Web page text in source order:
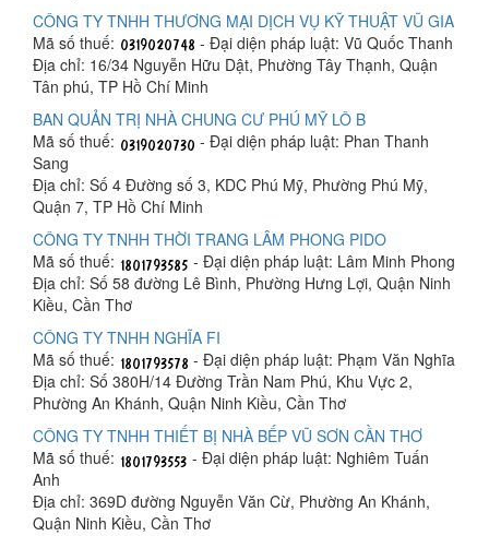
CÔNG TY TNHH THƯƠNG MẠI DỊCH VỤ KỸ THUẬT VŨ GIA
Mã số thuế:
- Đại diện pháp luật: Vũ Quốc Thanh
Địa chỉ: 16/34 Nguyễn Hữu Dật, Phường Tây Thạnh, Quận
Tân phú, TP Hồ Chí Minh
BAN QUẢN TRỊ NHÀ CHUNG CƯ PHÚ MỸ LÔ B
Mã số thuế:
- Đại diện pháp luật: Phan Thanh
Sang
Địa chỉ: Số 4 Đường số 3, KDC Phú Mỹ, Phường Phú Mỹ,
Quận 7, TP Hồ Chí Minh
CÔNG TY TNHH THỜI TRANG LÂM PHONG PIDO
Mã số thuế:
- Đại diện pháp luật: Lâm Minh Phong
Địa chỉ: Số 58 đường Lê Bình, Phường Hưng Lợi, Quận Ninh
Kiều, Cần Thơ
CÔNG TY TNHH NGHĨA FI
Mã số thuế:
- Đại diện pháp luật: Phạm Văn Nghĩa
Địa chỉ: Số 380H/14 Đường Trần Nam Phú, Khu Vực 2,
Phường An Khánh, Quận Ninh Kiều, Cần Thơ
CÔNG TY TNHH THIẾT BỊ NHÀ BẾP VŨ SƠN CẦN THƠ
Mã số thuế:
- Đại diện pháp luật: Nghiêm Tuấn
Anh
Địa chỉ: 369D đường Nguyễn Văn Cừ, Phường An Khánh,
Quận Ninh Kiều, Cần Thơ